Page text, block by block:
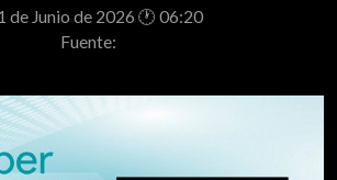
de Junio de 2026 🕐 06:20
Fuente: